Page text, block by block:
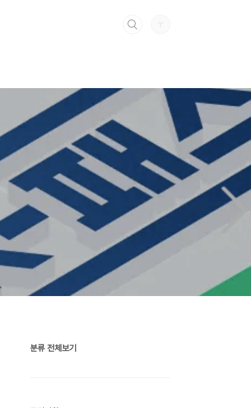
분류 전체보기